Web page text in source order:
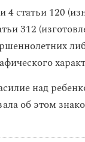
4 статьи 120
312
над
об этом